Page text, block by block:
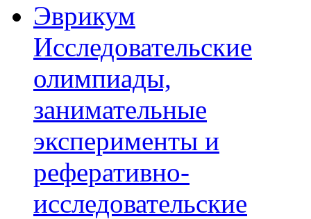
Эврикум
Исследовательские
олимпиады,
занимательные
эксперименты и
реферативно-
исследовательские